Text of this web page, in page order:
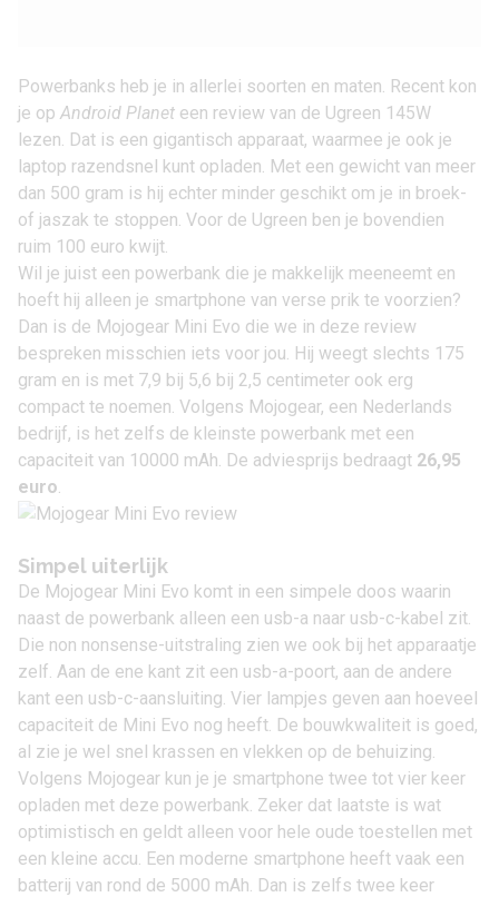
Powerbanks heb je in allerlei soorten en maten. Recent kon
je op Android Planet een review van de Ugreen 145W
lezen. Dat is een gigantisch apparaat, waarmee je ook je
laptop razendsnel kunt opladen. Met een gewicht van meer
dan 500 gram is hij echter minder geschikt om je in broek-
of jaszak te stoppen. Voor de Ugreen ben je bovendien
ruim 100 euro kwijt.
Wil je juist een powerbank die je makkelijk meeneemt en
hoeft hij alleen je smartphone van verse prik te voorzien?
Dan is de Mojogear Mini Evo die we in deze review
bespreken misschien iets voor jou. Hij weegt slechts 175
gram en is met 7,9 bij 5,6 bij 2,5 centimeter ook erg
compact te noemen. Volgens Mojogear, een Nederlands
bedrijf, is het zelfs de kleinste powerbank met een
capaciteit van 10000 mAh. De adviesprijs bedraagt 26,95
euro.
Simpel uiterlijk
De Mojogear Mini Evo komt in een simpele doos waarin
naast de powerbank alleen een usb-a naar usb-c-kabel zit.
Die non nonsense-uitstraling zien we ook bij het apparaatje
zelf. Aan de ene kant zit een usb-a-poort, aan de andere
kant een usb-c-aansluiting. Vier lampjes geven aan hoeveel
capaciteit de Mini Evo nog heeft. De bouwkwaliteit is goed,
al zie je wel snel krassen en vlekken op de behuizing.
Volgens Mojogear kun je je smartphone twee tot vier keer
opladen met deze powerbank. Zeker dat laatste is wat
optimistisch en geldt alleen voor hele oude toestellen met
een kleine accu. Een moderne smartphone heeft vaak een
batterij van rond de 5000 mAh. Dan is zelfs twee keer